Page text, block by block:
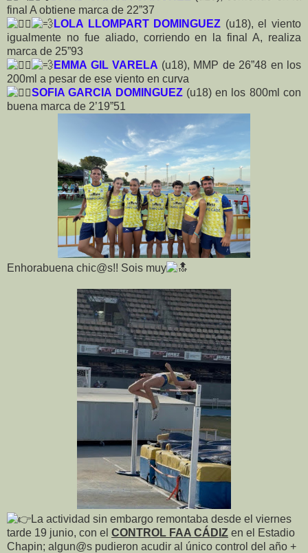
final A obtiene marca de 22”37
LOLA LLOMPART DOMINGUEZ (u18), el viento
igualmente no fue aliado, corriendo en la final A, realiza
marca de 25”93
EMMA GIL VARELA (u18), MMP de 26”48 en los
200ml a pesar de ese viento en curva
SOFIA GARCIA DOMINGUEZ(u18) en los 800ml con
buena marca de 2’19”51
Enhorabuena chic@s!! Sois muy
La actividad sin embargo remontaba desde el viernes
tarde 19 junio, con el CONTROL FAA CÁDIZ en el Estadio
Chapin; algun@s pudieron acudir al único control del año +